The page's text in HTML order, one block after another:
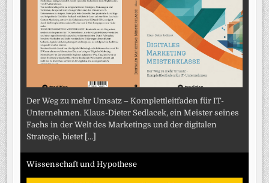
Der Weg zu mehr Umsatz – Komplettleitfaden für IT-
Unternehmen. Klaus-Dieter Sedlacek, ein Meister seines
Fachs in der Welt des Marketings und der digitalen
Strategie, bietet [...]
Wissenschaft und Hypothese